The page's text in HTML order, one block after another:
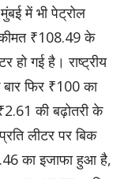
में भी पेट्रोल
कीमत ₹108.49 के
हो गई है। राष्ट्रीय
बार फिर ₹100 का
की बढ़ोतरी के
लीटर पर बिक
का इजाफा हुआ है,